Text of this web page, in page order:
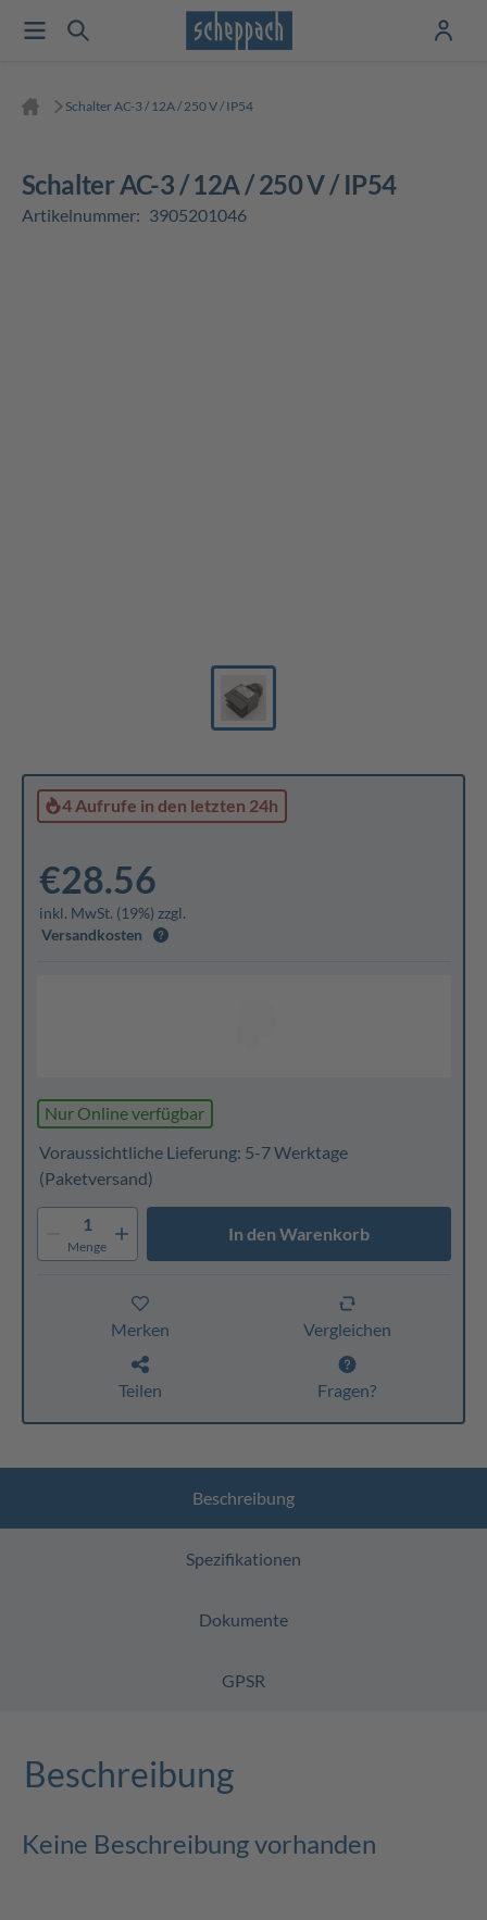
Schalter AC-3 / 12A / 250 V / IP54
Schalter AC-3 / 12A / 250 V / IP54
Artikelnummer: 3905201046
4 Aufrufe in den letzten 24h
€28.56
inkl. MwSt. (19%) zzgl.
Versandkosten
Nur Online verfügbar
Voraussichtliche Lieferung: 5-7 Werktage
(Paketversand)
1
Menge
In den Warenkorb
Merken Vergleichen
Teilen Fragen?
Beschreibung
Spezifikationen
Dokumente
GPSR
Beschreibung
Keine Beschreibung vorhanden